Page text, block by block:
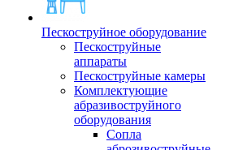
Пескоструйное оборудование
Пескоструйные
аппараты
Пескоструйные камеры
Комплектующие
абразивоструйного
оборудования
Сопла